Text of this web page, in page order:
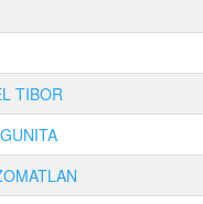
TIBOR